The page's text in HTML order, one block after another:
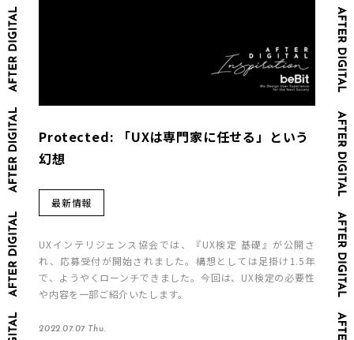
Protected: 「UXは専門家に任せる」という
幻想
最新情報
UXインテリジェンス協会では、『UX検定 基礎』が公開さ
れ、応募受付が開始されました。構想としては足掛け1.5年
で、ようやくローンチできました。今回は、UX検定の必要性
や内容を一部ご紹介いたします。
2022.07.07 Thu.